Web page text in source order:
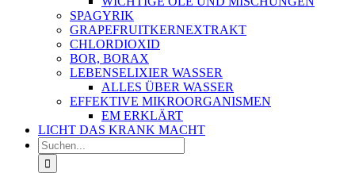
SPAGYRIK
GRAPEFRUITKERNEXTRAKT
CHLORDIOXID
BOR, BORAX
LEBENSELIXIER WASSER
ALLES ÜBER WASSER
EFFEKTIVE MIKROORGANISMEN
EM ERKLÄRT
LICHT DAS KRANK MACHT
Suche
nach: